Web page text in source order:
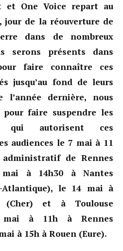
et One Voice repart au
jour de la réouverture de
dans de nombreux
serons présents dans
faire connaître ces
jusqu’au fond de leurs
l’année dernière, nous
faire suspendre les
qui autorisent ces
audiences le 7 mai à 11
de Rennes
à 14h30 à Nantes
Atlantique), le 14 mai à
(Cher) et à Toulouse
mai à 11h à Rennes
à 15h à Rouen (Eure).